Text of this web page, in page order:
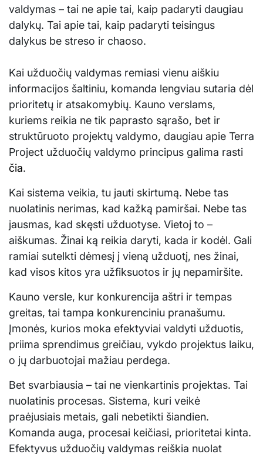
valdymas – tai ne apie tai, kaip padaryti daugiau
dalykų. Tai apie tai, kaip padaryti teisingus
dalykus be streso ir chaoso.
Kai užduočių valdymas remiasi vienu aiškiu
informacijos šaltiniu, komanda lengviau sutaria dėl
prioritetų ir atsakomybių. Kauno verslams,
kuriems reikia ne tik paprasto sąrašo, bet ir
struktūruoto projektų valdymo, daugiau apie Terra
Project užduočių valdymo principus galima rasti
čia.
Kai sistema veikia, tu jauti skirtumą. Nebe tas
nuolatinis nerimas, kad kažką pamiršai. Nebe tas
jausmas, kad skęsti užduotyse. Vietoj to –
aiškumas. Žinai ką reikia daryti, kada ir kodėl. Gali
ramiai sutelkti dėmesį į vieną užduotį, nes žinai,
kad visos kitos yra užfiksuotos ir jų nepamiršite.
Kauno versle, kur konkurencija aštri ir tempas
greitas, tai tampa konkurenciniu pranašumu.
Įmonės, kurios moka efektyviai valdyti užduotis,
priima sprendimus greičiau, vykdo projektus laiku,
o jų darbuotojai mažiau perdega.
Bet svarbiausia – tai ne vienkartinis projektas. Tai
nuolatinis procesas. Sistema, kuri veikė
praėjusiais metais, gali nebetikti šiandien.
Komanda auga, procesai keičiasi, prioritetai kinta.
Efektyvus užduočių valdymas reiškia nuolat